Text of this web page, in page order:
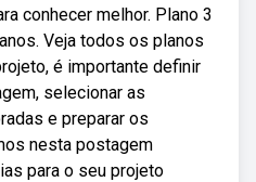
conhecer melhor. Plano 3
Veja todos os planos
é importante definir
selecionar as
e preparar os
nesta postagem
para o seu projeto